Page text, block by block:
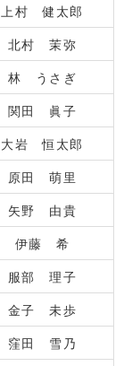
上村 健太郎
北村 茉弥
林 うさぎ
関田 眞子
大岩 恒太郎
原田 萌里
矢野 由貴
伊藤 希
服部 理子
金子 未歩
窪田 雪乃